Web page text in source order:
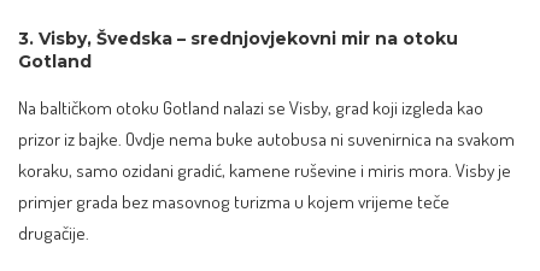
3. Visby, Švedska – srednjovjekovni mir na otoku
Gotland
Na baltičkom otoku Gotland nalazi se Visby, grad koji izgleda kao
prizor iz bajke. Ovdje nema buke autobusa ni suvenirnica na svakom
koraku, samo ozidani gradić, kamene ruševine i miris mora. Visby je
primjer grada bez masovnog turizma u kojem vrijeme teče
drugačije.